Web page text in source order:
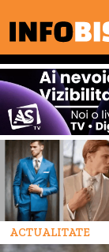
ACTUALITATE